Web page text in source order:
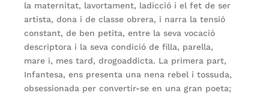
la maternitat, lavortament, ladicció i el fet de ser
artista, dona i de classe obrera, i narra la tensió
constant, de ben petita, entre la seva vocació
descriptora i la seva condició de filla, parella,
mare i, mes tard, drogoaddicta. La primera part,
Infantesa, ens presenta una nena rebel i tossuda,
obsessionada per convertir-se en una gran poeta;